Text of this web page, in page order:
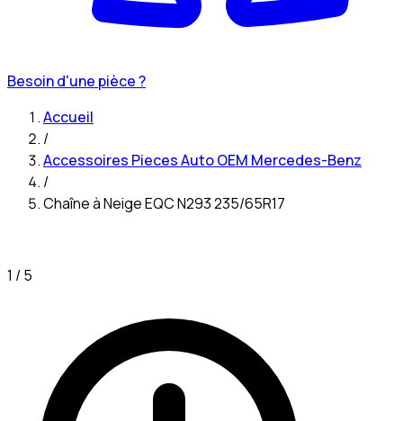
Besoin d'une pièce ?
Accueil
/
Accessoires Pieces Auto OEM Mercedes-Benz
/
Chaîne à Neige EQC N293 235/65R17​
1 /5